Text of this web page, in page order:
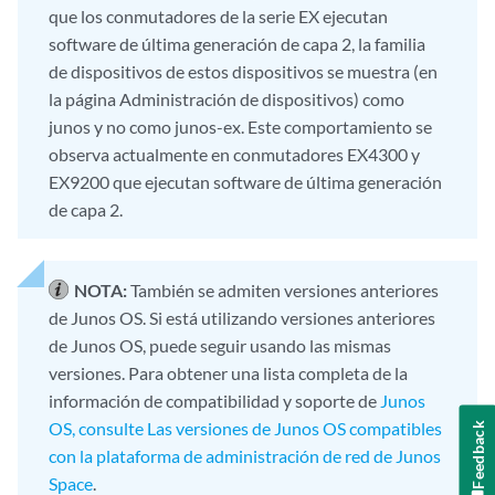
que los conmutadores de la serie EX ejecutan
software de última generación de capa 2, la familia
de dispositivos de estos dispositivos se muestra (en
la página Administración de dispositivos) como
junos y no como junos-ex. Este comportamiento se
observa actualmente en conmutadores EX4300 y
EX9200 que ejecutan software de última generación
de capa 2.
NOTA:También se admiten versiones anteriores
de Junos OS. Si está utilizando versiones anteriores
de Junos OS, puede seguir usando las mismas
versiones. Para obtener una lista completa de la
información de compatibilidad y soporte de Junos
OS, consulte Las versiones de Junos OS compatibles
con la plataforma de administración de red de Junos
Space. Feedback